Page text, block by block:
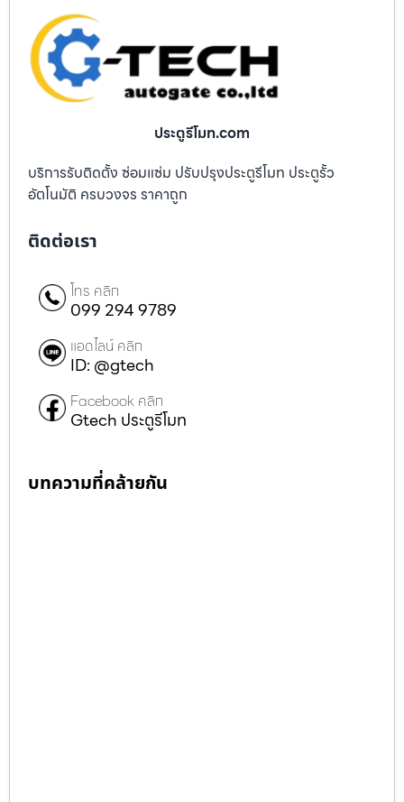
ประตูรีโมท.com
บริการรับติดตั้ง ซ่อมแซ่ม ปรับปรุงประตูรีโมท ประตูรั้ว
อัตโนมัติ ครบวงจร ราคาถูก
ติดต่อเรา
โทร คลิก
099 294 9789
แอดไลน์ คลิก
ID: @gtech
Facebook คลิก
Gtech ประตูรีโมท
บทความที่คล้ายกัน